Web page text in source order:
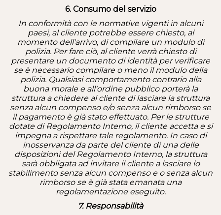
6. Consumo del servizio
In conformità con le normative vigenti in alcuni
paesi, al cliente potrebbe essere chiesto, al
momento dell'arrivo, di compilare un modulo di
polizia. Per fare ciò, al cliente verrà chiesto di
presentare un documento di identità per verificare
se è necessario compilare o meno il modulo della
polizia. Qualsiasi comportamento contrario alla
buona morale e all'ordine pubblico porterà la
struttura a chiedere al cliente di lasciare la struttura
senza alcun compenso e/o senza alcun rimborso se
il pagamento è già stato effettuato. Per le strutture
dotate di Regolamento Interno, il cliente accetta e si
impegna a rispettare tale regolamento. In caso di
inosservanza da parte del cliente di una delle
disposizioni del Regolamento Interno, la struttura
sarà obbligata ad invitare il cliente a lasciare lo
stabilimento senza alcun compenso e o senza alcun
rimborso se è già stata emanata una
regolamentazione eseguito.
7. Responsabilità